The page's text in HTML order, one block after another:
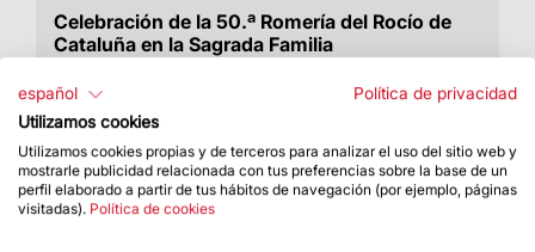
Celebración de la 50.ª Romería del Rocío de
Cataluña en la Sagrada Familia
El Arzobispo de Barcelona, el Cardenal Joan
Josep Omella i Omella, ha presidido la misa
español
Política de privacidad
Utilizamos cookies
Utilizamos cookies propias y de terceros para analizar el uso del sitio web y
mostrarle publicidad relacionada con tus preferencias sobre la base de un
perfil elaborado a partir de tus hábitos de navegación (por ejemplo, páginas
visitadas). Política de cookies